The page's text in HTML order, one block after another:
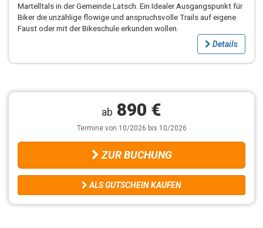
Martelltals in der Gemeinde Latsch. Ein Idealer Ausgangspunkt für
Biker die unzählige flowige und anspruchsvolle Trails auf eigene
Faust oder mit der Bikeschule erkunden wollen.
Details
ab 890 €
Termine von 10/2026 bis 10/2026
ZUR BUCHUNG
ALS GUTSCHEIN KAUFEN